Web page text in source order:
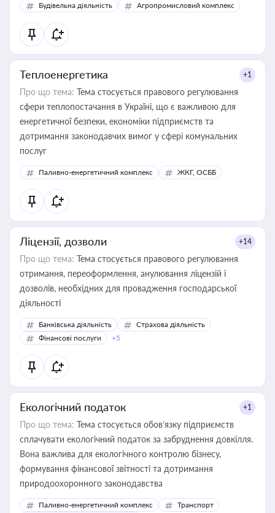
Будівельна діяльність Агропромисловий комплекс
Теплоенергетика +1
Про що тема: Тема стосується правового регулювання
сфери теплопостачання в Україні, що є важливою для
енергетичної безпеки, економіки підприємств та
дотримання законодавчих вимог у сфері комунальних
послуг
Паливно-енергетичний комплекс ЖКГ, ОСББ
Ліцензії, дозволи +14
Про що тема: Тема стосується правового регулювання
отримання, переоформлення, анулювання ліцензій і
дозволів, необхідних для провадження господарської
діяльності
Банківська діяльність
Страхова діяльність
Фінансові послуги
+5
Екологічний податок +1
Про що тема: Тема стосується обов’язку підприємств
сплачувати екологічний податок за забруднення довкілля.
Вона важлива для екологічного контролю бізнесу,
формування фінансової звітності та дотримання
природоохоронного законодавства
Паливно-енергетичний комплекс
Транспорт